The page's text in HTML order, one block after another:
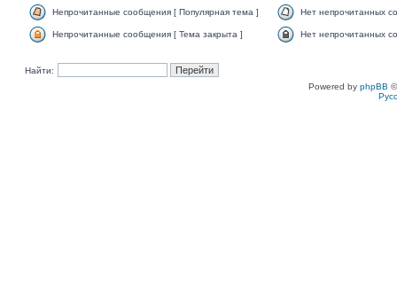
Непрочитанные сообщения [ Популярная тема ] Нет непрочитанных
Непрочитанные сообщения [ Тема закрыта ] Нет непрочитанных
Найти:
Powered by phpBB